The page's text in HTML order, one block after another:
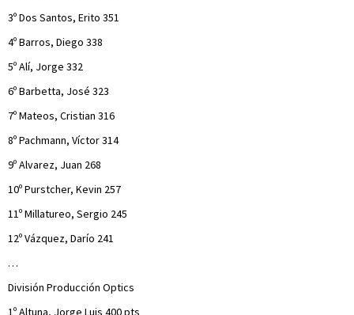
3º Dos Santos, Erito 351
4º Barros, Diego 338
5º Alí, Jorge 332
6º Barbetta, José 323
7º Mateos, Cristian 316
8º Pachmann, Víctor 314
9º Alvarez, Juan 268
10º Purstcher, Kevin 257
11º Millatureo, Sergio 245
12º Vázquez, Darío 241
…
División Producción Optics
1º Altuna, Jorge Luis 400 pts